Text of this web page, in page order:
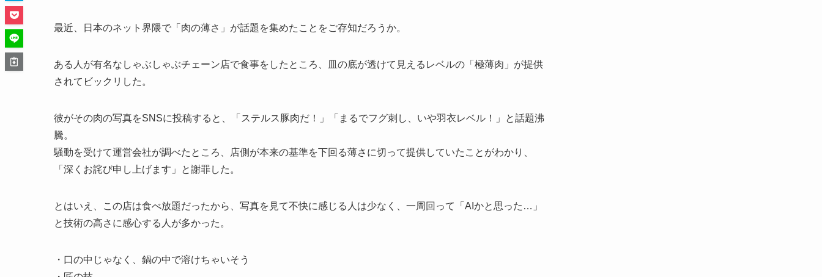
最近、日本のネット界隈で「肉の薄さ」が話題を集めたことをご存知だろうか。
ある人が有名なしゃぶしゃぶチェーン店で食事をしたところ、皿の底が透けて見えるレベルの「極薄肉」が提供
されてビックリした。
彼がその肉の写真をSNSに投稿すると、「ステルス豚肉だ！」「まるでフグ刺し、いや羽衣レベル！」と話題沸
騰。
騒動を受けて運営会社が調べたところ、店側が本来の基準を下回る薄さに切って提供していたことがわかり、
「深くお詫び申し上げます」と謝罪した。
とはいえ、この店は食べ放題だったから、写真を見て不快に感じる人は少なく、一周回って「AIかと思った…」
と技術の高さに感心する人が多かった。
・口の中じゃなく、鍋の中で溶けちゃいそう